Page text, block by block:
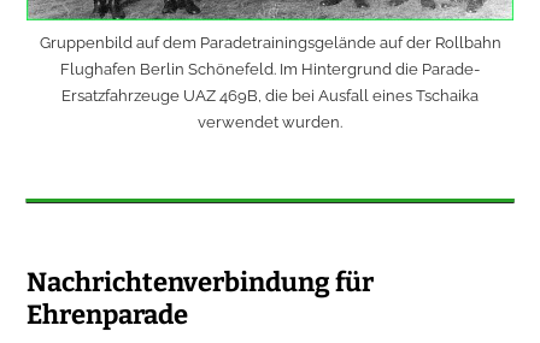
Gruppenbild auf dem Paradetrainingsgelände auf der Rollbahn
Flughafen Berlin Schönefeld. Im Hintergrund die Parade-
Ersatzfahrzeuge UAZ 469B, die bei Ausfall eines Tschaika
verwendet wurden.
Nachrichtenverbindung für
Ehrenparade